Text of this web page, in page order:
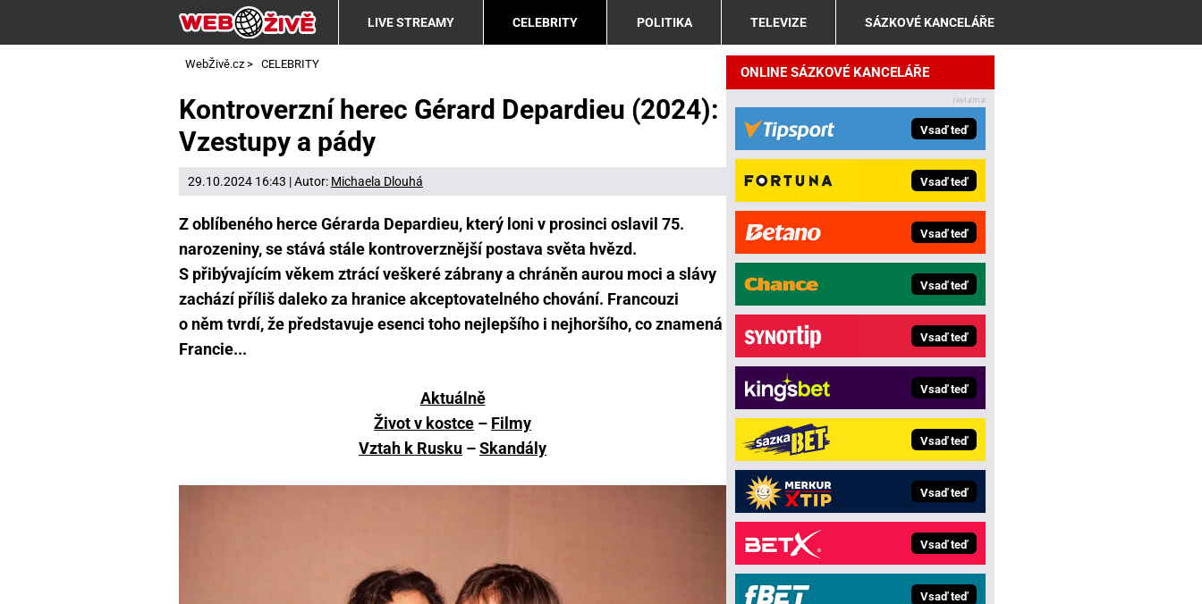
LIVE STREAMY CELEBRITY POLITIKA TELEVIZE SÁZKOVÉ KANCELÁŘE
WebŽivě.cz > CELEBRITY
Kontroverzní herec Gérard Depardieu (2024):
Vzestupy a pády
29.10.2024 16:43 | Autor: Michaela Dlouhá
Z oblíbeného herce Gérarda Depardieu, který loni v prosinci oslavil 75.
narozeniny, se stává stále kontroverznější postava světa hvězd.
S přibývajícím věkem ztrácí veškeré zábrany a chráněn aurou moci a slávy
zachází příliš daleko za hranice akceptovatelného chování. Francouzi
o něm tvrdí, že představuje esenci toho nejlepšího i nejhoršího, co znamená
Francie...
Aktuálně
Život v kostce – Filmy
Vztah k Rusku –Skandály
ONLINE SÁZKOVÉ KANCELÁŘE
Vsaď teď
Vsaď teď
Vsaď teď
Vsaď teď
Vsaď teď
Vsaď teď
Vsaď teď
Vsaď teď
Vsaď teď
Vsaď teď